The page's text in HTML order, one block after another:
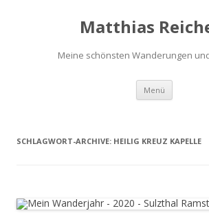
Matthias
Meine schönsten Wanderungen
Menü Zum
springen
SCHLAGWORT-ARCHIVE: HEILIG KREUZ KAPELLE